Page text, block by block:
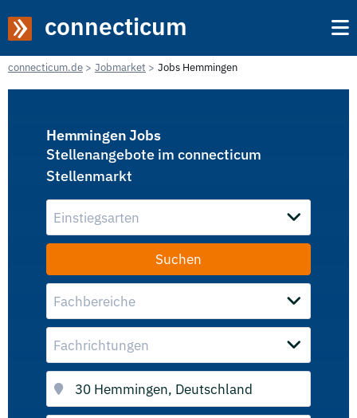
connecticum
connecticum.de Jobmarket Jobs Hemmingen
Hemmingen Jobs
Stellenangebote im connecticum
Stellenmarkt
Einstiegsarten
Fachbereiche
Fachrichtungen